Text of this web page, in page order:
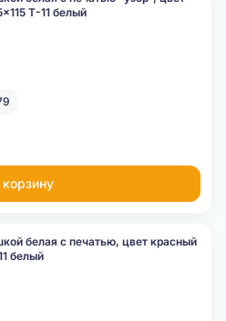
Т-11 белый
корзину
белая с печатью, цвет красный
белый